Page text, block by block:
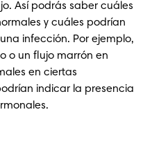
Así podrás saber cuáles
y cuáles podrían
infección. Por ejemplo,
o un flujo marrón en
en ciertas
indicar la presencia